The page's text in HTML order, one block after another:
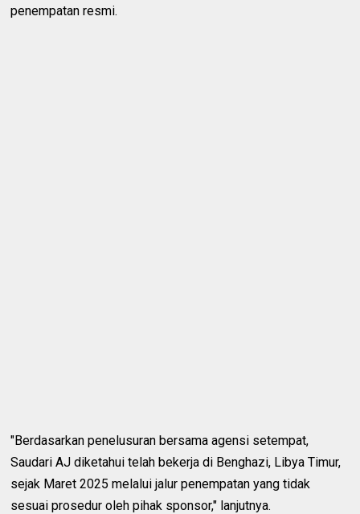
penempatan resmi.
"Berdasarkan penelusuran bersama agensi setempat,
Saudari AJ diketahui telah bekerja di Benghazi, Libya Timur,
sejak Maret 2025 melalui jalur penempatan yang tidak
sesuai prosedur oleh pihak sponsor," lanjutnya.